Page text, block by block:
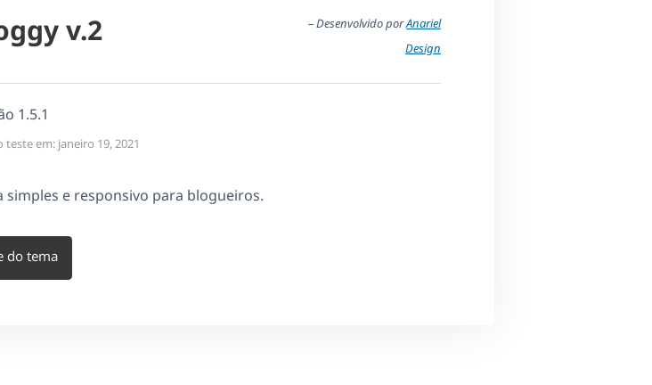
v.2 – Desenvolvido porAnariel
Design
1.5.1
teste em: janeiro 19, 2021
simples e responsivo para blogueiros.
do tema